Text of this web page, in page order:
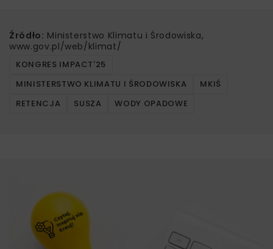
Źródło: Ministerstwo Klimatu i Środowiska,
www.gov.pl/web/klimat/
KONGRES IMPACT'25
MINISTERSTWO KLIMATU I ŚRODOWISKA
MKIŚ
RETENCJA
SUSZA WODY OPADOWE